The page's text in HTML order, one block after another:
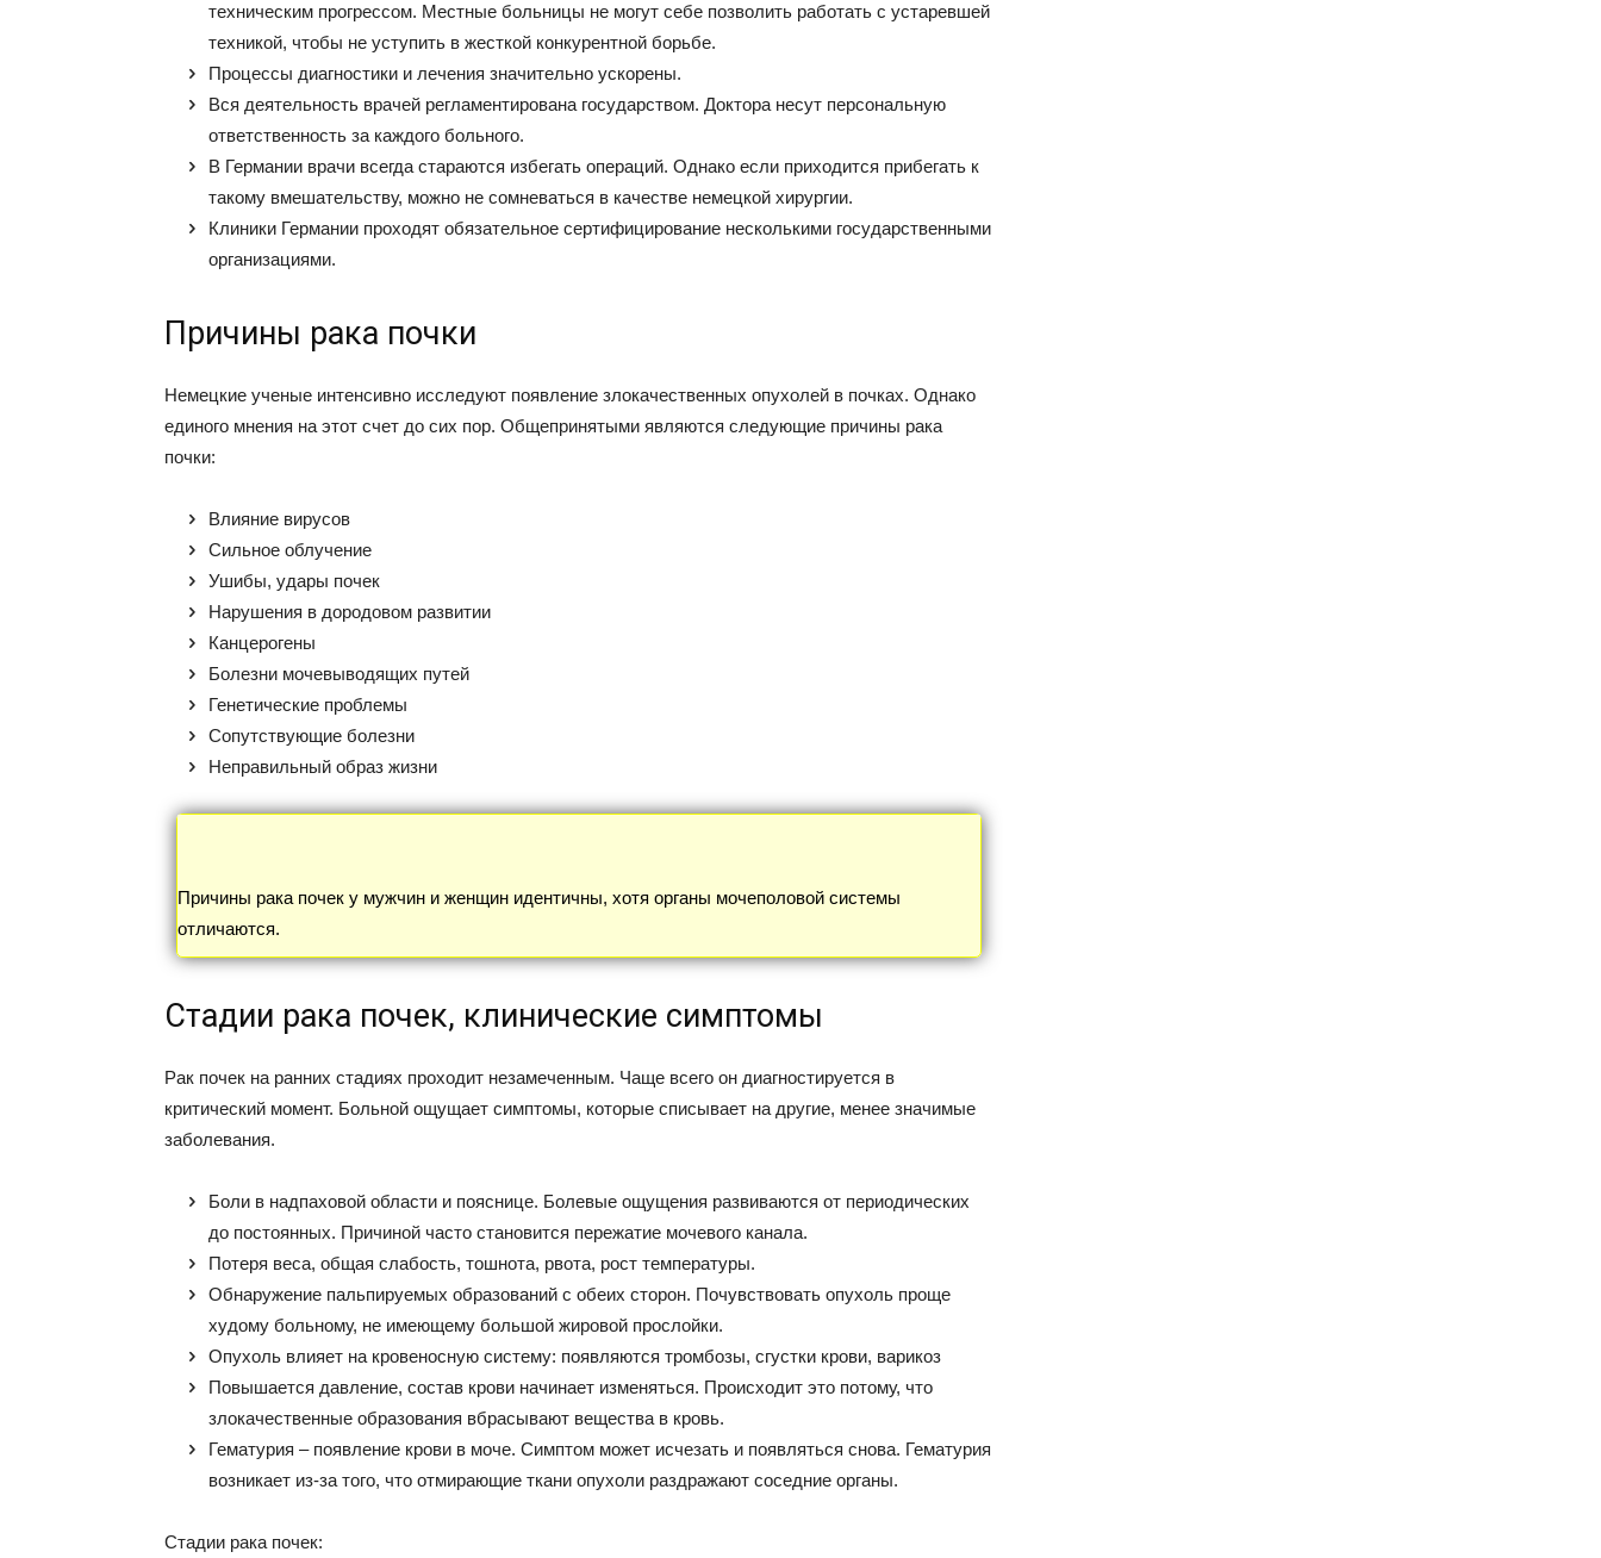
техническим прогрессом. Местные больницы не могут себе позволить работать с устаревшей
техникой, чтобы не уступить в жесткой конкурентной борьбе.
Процессы диагностики и лечения значительно ускорены.
Вся деятельность врачей регламентирована государством. Доктора несут персональную
ответственность за каждого больного.
В Германии врачи всегда стараются избегать операций. Однако если приходится прибегать к
такому вмешательству, можно не сомневаться в качестве немецкой хирургии.
Клиники Германии проходят обязательное сертифицирование несколькими государственными
организациями.
Причины рака почки
Немецкие ученые интенсивно исследуют появление злокачественных опухолей в почках. Однако
единого мнения на этот счет до сих пор. Общепринятыми являются следующие причины рака
почки:
Влияние вирусов
Сильное облучение
Ушибы, удары почек
Нарушения в дородовом развитии
Канцерогены
Болезни мочевыводящих путей
Генетические проблемы
Сопутствующие болезни
Неправильный образ жизни
Причины рака почек у мужчин и женщин идентичны, хотя органы мочеполовой системы
отличаются.
Стадии рака почек, клинические симптомы
Рак почек на ранних стадиях проходит незамеченным. Чаще всего он диагностируется в
критический момент. Больной ощущает симптомы, которые списывает на другие, менее значимые
заболевания.
Боли в надпаховой области и пояснице. Болевые ощущения развиваются от периодических
до постоянных. Причиной часто становится пережатие мочевого канала.
Потеря веса, общая слабость, тошнота, рвота, рост температуры.
Обнаружение пальпируемых образований с обеих сторон. Почувствовать опухоль проще
худому больному, не имеющему большой жировой прослойки.
Опухоль влияет на кровеносную систему: появляются тромбозы, сгустки крови, варикоз
Повышается давление, состав крови начинает изменяться. Происходит это потому, что
злокачественные образования вбрасывают вещества в кровь.
Гематурия – появление крови в моче. Симптом может исчезать и появляться снова. Гематурия
возникает из-за того, что отмирающие ткани опухоли раздражают соседние органы.
Стадии рака почек: